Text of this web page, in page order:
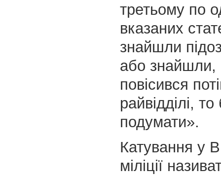
третьому по
вказаних
знайшли
або знайшли,
повісився
райвідділі,
подумати».
Катування у
міліції